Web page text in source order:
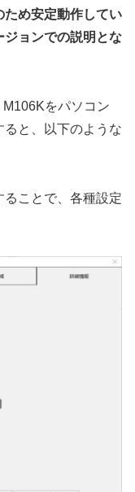
ため安定動作してい
ジョンでの説明とな
M106Kをパソコン
と、以下のような
ことで、各種設定